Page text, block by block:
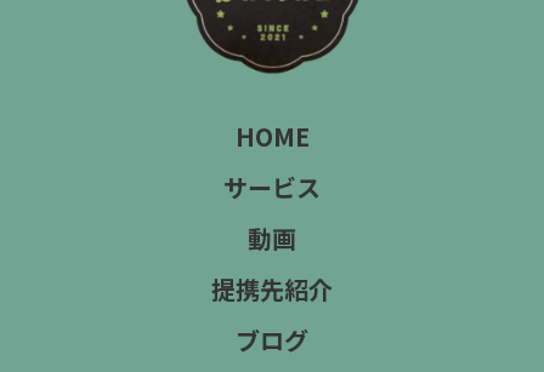
HOME
サービス
動画
提携先紹介
ブログ